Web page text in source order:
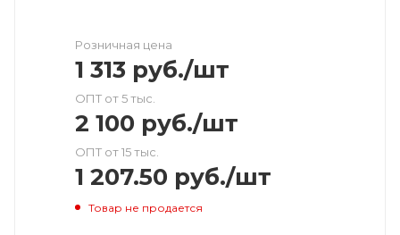
Розничная цена
1 313 руб./шт
ОПТ от 5 тыс.
2 100 руб./шт
ОПТ от 15 тыс.
1 207.50 руб./шт
Товар не продается